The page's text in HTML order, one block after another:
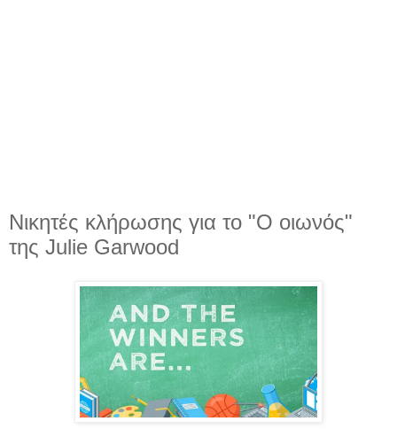
Νικητές κλήρωσης για το "Ο οιωνός"
της Julie Garwood